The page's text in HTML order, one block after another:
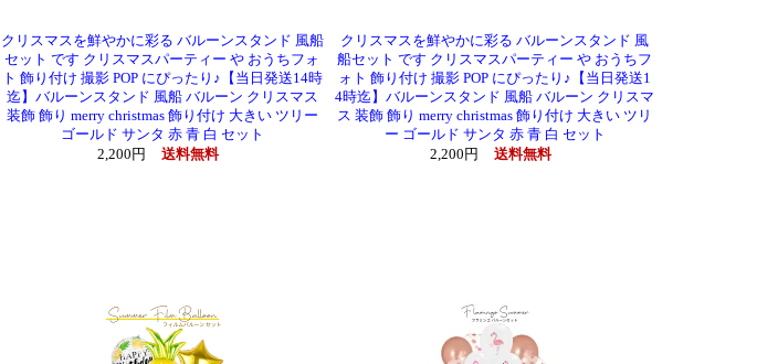
クリスマスを鮮やかに彩る バルーンスタンド 風船
セット です クリスマスパーティー や おうちフォ
ト 飾り付け 撮影 POP にぴったり♪【当日発送14時
迄】バルーンスタンド 風船 バルーン クリスマス
装飾 飾り merry christmas 飾り付け 大きい ツリー
ゴールド サンタ 赤 青 白 セット
2,200円
送料無料
クリスマスを鮮やかに彩る バルーンスタンド 風
船セット です クリスマスパーティー や おうちフ
ォト 飾り付け 撮影 POP にぴったり♪【当日発送1
4時迄】バルーンスタンド 風船 バルーン クリスマ
ス 装飾 飾り merry christmas 飾り付け 大きい ツリ
ー ゴールド サンタ 赤 青 白 セット
2,200円
送料無料